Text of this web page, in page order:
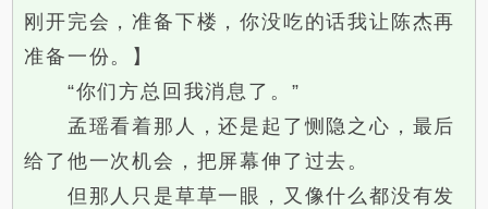
刚开完会，准备下楼，你没吃的话我让陈杰再
准备一份。】
“你们方总回我消息了。”
孟瑶看着那人，还是起了恻隐之心，最后
给了他一次机会，把屏幕伸了过去。
但那人只是草草一眼，又像什么都没有发